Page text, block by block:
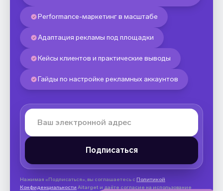
Performance-маркетинг в масштабе
Адаптация рекламы под площадки
Кейсы клиентов и практические выводы
Гайды по настройке рекламных аккаунтов
Нажимая «Подписаться», вы соглашаетесь с Политикой
Конфиденциальности Aitarget и даёте согласие на использование